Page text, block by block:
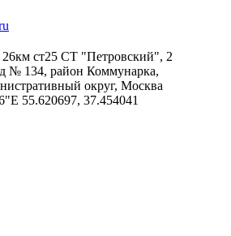
ст25 СТ "Петровский", 2
№ 134, район Коммунарка,
округ, Москва
55.620697, 37.454041